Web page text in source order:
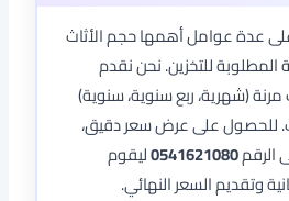
عدة عوامل أهمها حجم الأثاث
المطلوبة للتخزين. نحن نقدم
مرنة (شهرية، ربع سنوية، سنوية)
للحصول على عرض سعر دقيق،
الرقم0541621080ليقوم
وتقديم السعر النهائي.